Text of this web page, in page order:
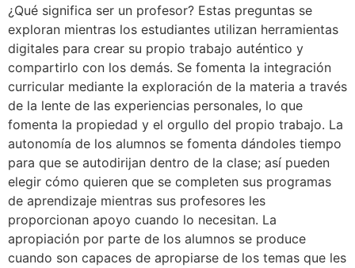
¿Qué significa ser un profesor? Estas preguntas se
exploran mientras los estudiantes utilizan herramientas
digitales para crear su propio trabajo auténtico y
compartirlo con los demás. Se fomenta la integración
curricular mediante la exploración de la materia a través
de la lente de las experiencias personales, lo que
fomenta la propiedad y el orgullo del propio trabajo. La
autonomía de los alumnos se fomenta dándoles tiempo
para que se autodirijan dentro de la clase; así pueden
elegir cómo quieren que se completen sus programas
de aprendizaje mientras sus profesores les
proporcionan apoyo cuando lo necesitan. La
apropiación por parte de los alumnos se produce
cuando son capaces de apropiarse de los temas que les